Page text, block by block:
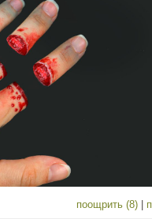
поощрить (8)